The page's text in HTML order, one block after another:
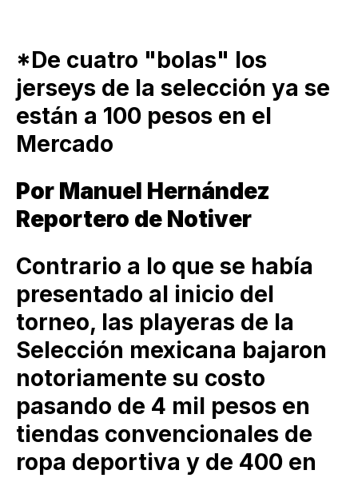
*De cuatro "bolas" los
jerseys de la selección ya se
están a 100 pesos en el
Mercado
Por Manuel Hernández
Reportero de Notiver
Contrario a lo que se había
presentado al inicio del
torneo, las playeras de la
Selección mexicana bajaron
notoriamente su costo
pasando de 4 mil pesos en
tiendas convencionales de
ropa deportiva y de 400 en